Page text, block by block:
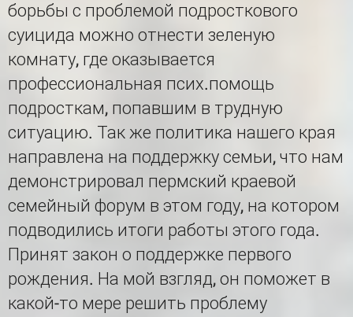
борьбы с проблемой подросткового
суицида можно отнести зеленую
комнату, где оказывается
профессиональная псих.помощь
подросткам, попавшим в трудную
ситуацию. Так же политика нашего края
направлена на поддержку семьи, что нам
демонстрировал пермский краевой
семейный форум в этом году, на котором
подводились итоги работы этого года.
Принят закон о поддержке первого
рождения. На мой взгляд, он поможет в
какой-то мере решить проблему